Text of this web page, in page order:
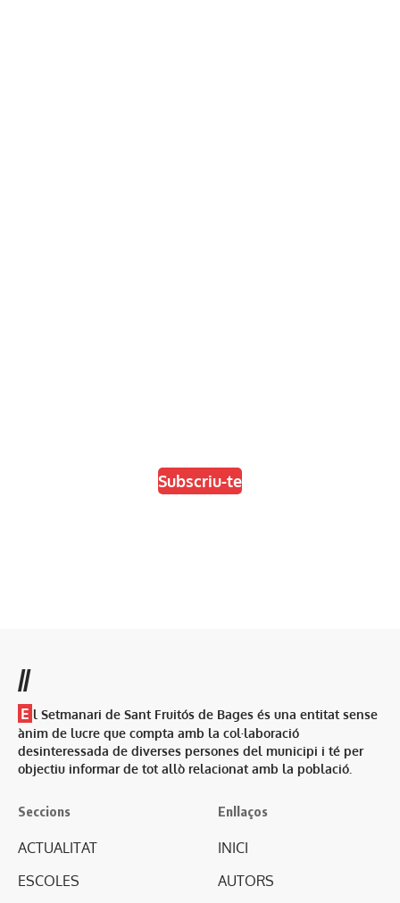
Subscriu-te
//
E l Setmanari de Sant Fruitós de Bages és una entitat sense
ànim de lucre que compta amb la col·laboració
desinteressada de diverses persones del municipi i té per
objectiu informar de tot allò relacionat amb la població.
Seccions
ACTUALITAT
ESCOLES
Enllaços
INICI
AUTORS